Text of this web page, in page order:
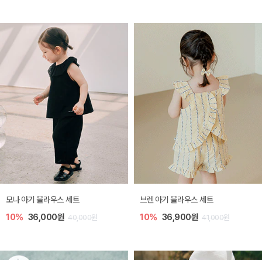
모나 아기 블라우스 세트
10% 36,000원 40,000원
브렌 아기 블라우스 세트
10% 36,900원 41,000원